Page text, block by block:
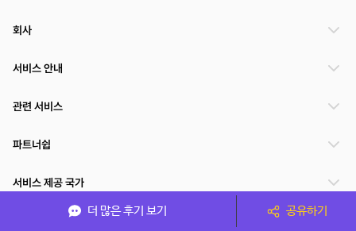
더 많은 후기 보기 공유하기
회사
서비스 안내
관련 서비스
파트너쉽
서비스 제공 국가